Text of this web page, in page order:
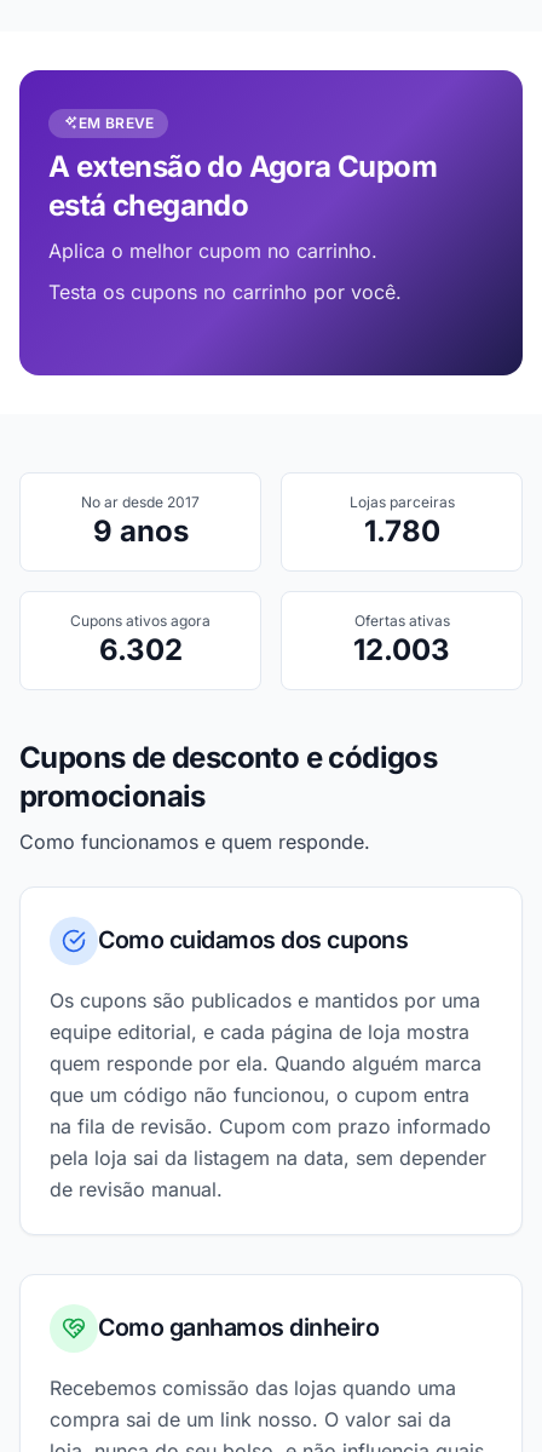
EM BREVE
A extensão do Agora Cupom
está chegando
Aplica o melhor cupom no carrinho.
Testa os cupons no carrinho por você.
No ar desde 2017
9 anos
Lojas parceiras
1.780
Cupons ativos agora
6.302
Ofertas ativas
12.003
Cupons de desconto e códigos
promocionais
Como funcionamos e quem responde.
Como cuidamos dos cupons
Os cupons são publicados e mantidos por uma
equipe editorial, e cada página de loja mostra
quem responde por ela. Quando alguém marca
que um código não funcionou, o cupom entra
na fila de revisão. Cupom com prazo informado
pela loja sai da listagem na data, sem depender
de revisão manual.
Como ganhamos dinheiro
Recebemos comissão das lojas quando uma
compra sai de um link nosso. O valor sai da